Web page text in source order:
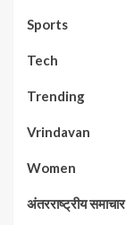
Sports
Tech
Trending
Vrindavan
Women
अंतरराष्ट्रीय समाचार